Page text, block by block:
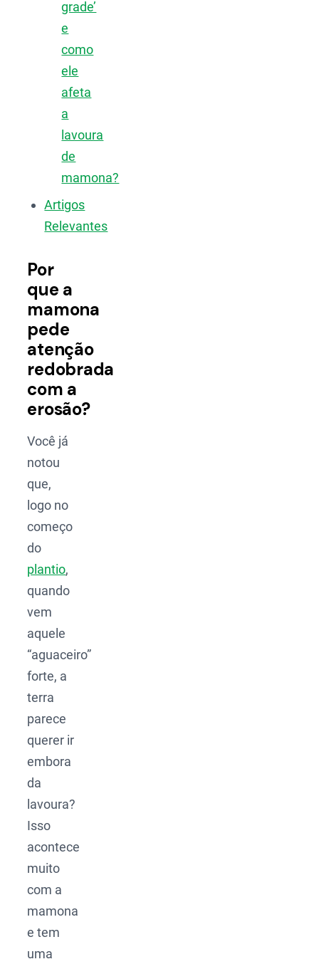
grade’
e
como
ele
afeta
a
lavoura
de
mamona?
Artigos
Relevantes
Por
que a
mamona
pede
atenção
redobrada
com a
erosão?
Você já
notou
que,
logo no
começo
do
plantio,
quando
vem
aquele
“aguaceiro”
forte, a
terra
parece
querer ir
embora
da
lavoura?
Isso
acontece
muito
com a
mamona
e tem
uma